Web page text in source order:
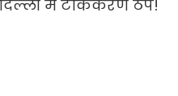
में टीककरण ठप!